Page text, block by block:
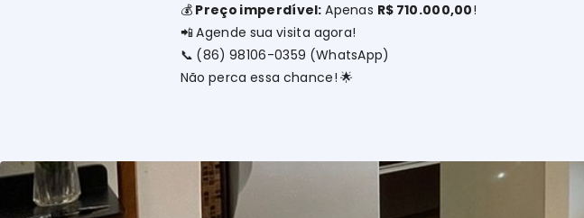
💰 Preço imperdível: Apenas R$ 710.000,00!
📲 Agende sua visita agora!
📞 (86) 98106-0359 (WhatsApp)
Não perca essa chance! 🌟